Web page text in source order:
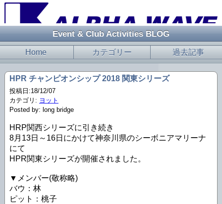
Event & Club Activities BLOG
Home カテゴリー 過去記事
HPR チャンピオンシップ 2018 関東シリーズ
投稿日:18/12/07
カテゴリ: ヨット
Posted by: long bridge
HRP関西シリーズに引き続き
8月13日～16日にかけて神奈川県のシーボニアマリーナ
にて
HPR関東シリーズが開催されました。
▼メンバー(敬称略)
バウ：林
ピット：桃子